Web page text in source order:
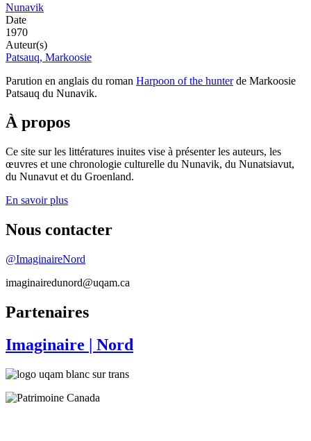
Nunavik
Date
1970
Auteur(s)
Patsauq, Markoosie
Parution en anglais du roman Harpoon of the hunterde Markoosie
Patsauq du Nunavik.
À propos
Ce site sur les littératures inuites vise à présenter les auteurs, les
œuvres et une chronologie culturelle du Nunavik, du Nunatsiavut,
du Nunavut et du Groenland.
En savoir plus
Nous contacter
@ImaginaireNord
imaginairedunord@uqam.ca
Partenaires
Imaginaire | Nord